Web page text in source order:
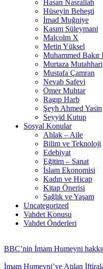
Hasan Nasrallah
Hüseyin Beheşti
İmad Muğniye
Kasım Süleymani
Malcolm X
Metin Yüksel
Muhammed Bakır
Murtaza Mutahhari
Mustafa Çamran
Nevab Safevi
Ömer Muhtar
Ragıp Harb
Şeyh Ahmed Yasin
Seyyid Kutup
Sosyal Konular
Ahlak – Aile
Bilim ve Teknoloji
Edebiyat
Eğitim – Sanat
İslam Ekonomisi
Kadın ve Hicap
Kitap Önerisi
Sağlık ve Yaşam
Uncategorized
Vahdet Konusu
Vahdet Önderleri
BBC’nin İmam Humeyni
İmam Humeyni’ye Atılan